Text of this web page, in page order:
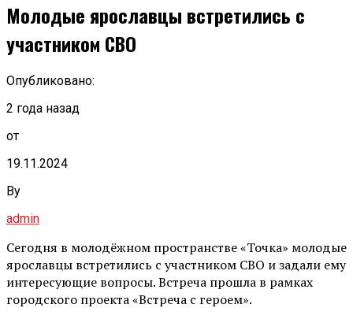
Молодые ярославцы встретились с
участником СВО
Опубликовано:
2 года назад
от
19.11.2024
By
admin
Сегодня в молодёжном пространстве «Точка» молодые
ярославцы встретились с участником СВО и задали ему
интересующие вопросы. Встреча прошла в рамках
городского проекта «Встреча с героем».